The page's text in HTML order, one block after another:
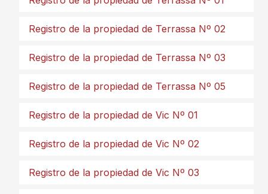
Registro de la propiedad de Terrassa Nº 02
Registro de la propiedad de Terrassa Nº 03
Registro de la propiedad de Terrassa Nº 05
Registro de la propiedad de Vic Nº 01
Registro de la propiedad de Vic Nº 02
Registro de la propiedad de Vic Nº 03